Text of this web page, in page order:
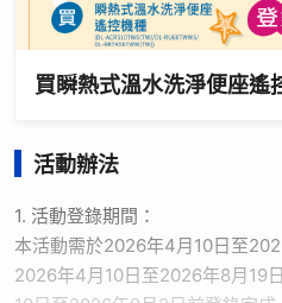
買瞬熱式溫水洗淨便座遙
活動辦法
1. 活動登錄期間：
本活動需於2026年4月10日至
2026年4月10日至2026年8月19